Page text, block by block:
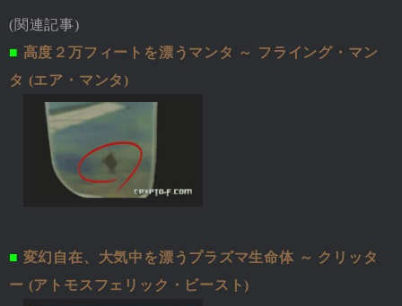
(関連記事)
■ 高度２万フィートを漂うマンタ ～ フライング・マン
タ (エア・マンタ)
■ 変幻自在、大気中を漂うプラズマ生命体 ～ クリッタ
ー (アトモスフェリック・ビースト)